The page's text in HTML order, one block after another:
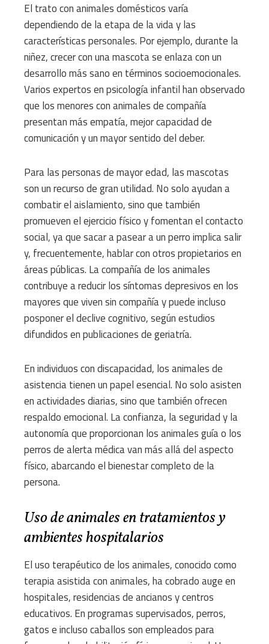
El trato con animales domésticos varía
dependiendo de la etapa de la vida y las
características personales. Por ejemplo, durante la
niñez, crecer con una mascota se enlaza con un
desarrollo más sano en términos socioemocionales.
Varios expertos en psicología infantil han observado
que los menores con animales de compañía
presentan más empatía, mejor capacidad de
comunicación y un mayor sentido del deber.
Para las personas de mayor edad, las mascotas
son un recurso de gran utilidad. No solo ayudan a
combatir el aislamiento, sino que también
promueven el ejercicio físico y fomentan el contacto
social, ya que sacar a pasear a un perro implica salir
y, frecuentemente, hablar con otros propietarios en
áreas públicas. La compañía de los animales
contribuye a reducir los síntomas depresivos en los
mayores que viven sin compañía y puede incluso
posponer el declive cognitivo, según estudios
difundidos en publicaciones de geriatría.
En individuos con discapacidad, los animales de
asistencia tienen un papel esencial. No solo asisten
en actividades diarias, sino que también ofrecen
respaldo emocional. La confianza, la seguridad y la
autonomía que proporcionan los animales guía o los
perros de alerta médica van más allá del aspecto
físico, abarcando el bienestar completo de la
persona.
Uso de animales en tratamientos y
ambientes hospitalarios
El uso terapéutico de los animales, conocido como
terapia asistida con animales, ha cobrado auge en
hospitales, residencias de ancianos y centros
educativos. En programas supervisados, perros,
gatos e incluso caballos son empleados para